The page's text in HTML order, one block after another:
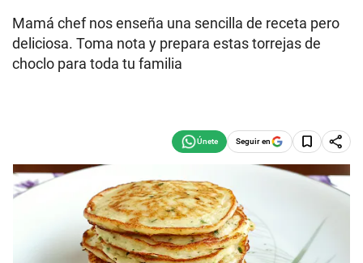
Mamá chef nos enseña una sencilla de receta pero
deliciosa. Toma nota y prepara estas torrejas de
choclo para toda tu familia
Seguir en